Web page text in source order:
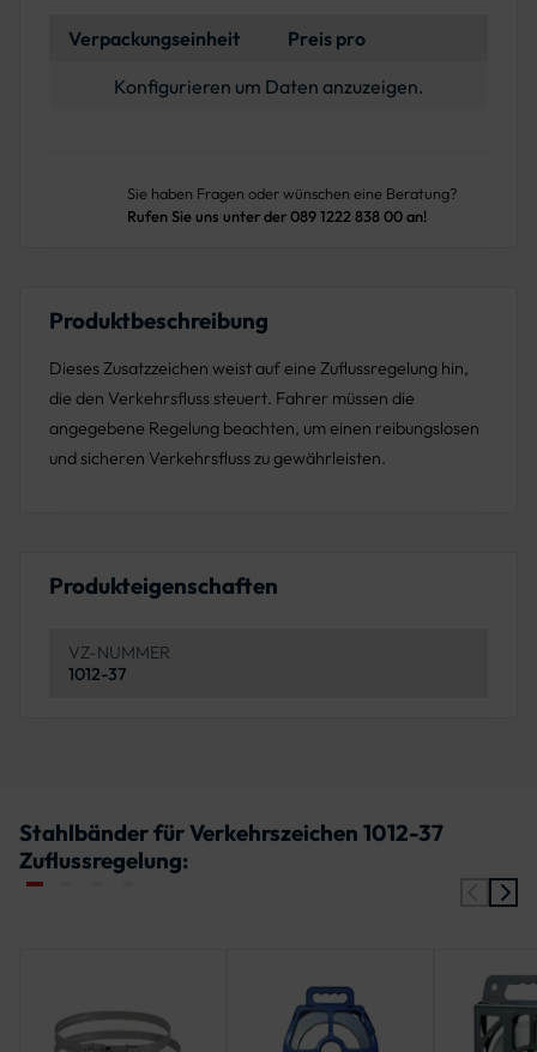
Verpackungseinheit
Preis pro
Konfigurieren um Daten anzuzeigen.
Sie haben Fragen oder wünschen eine Beratung?
Rufen Sie uns unter der 089 1222 838 00 an!
Produktbeschreibung
Dieses Zusatzzeichen weist auf eine Zuflussregelung hin,
die den Verkehrsfluss steuert. Fahrer müssen die
angegebene Regelung beachten, um einen reibungslosen
und sicheren Verkehrsfluss zu gewährleisten.
Produkteigenschaften
VZ-NUMMER
1012-37
Stahlbänder für Verkehrszeichen 1012-37
Zuflussregelung: